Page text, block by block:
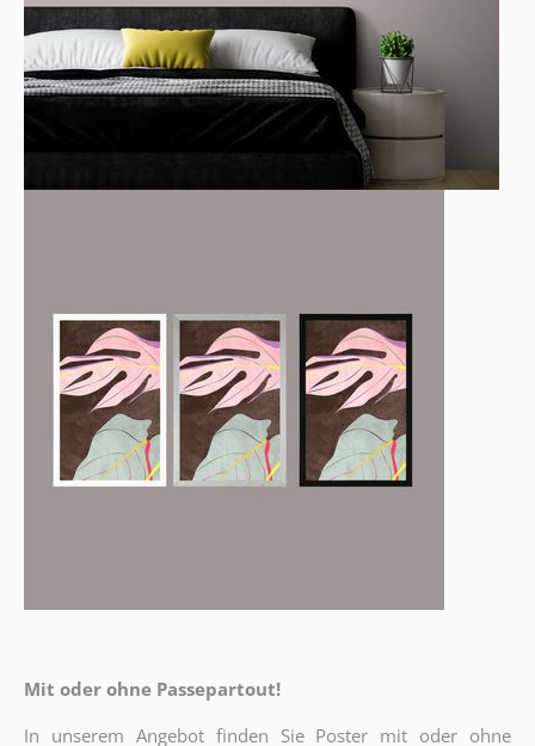
Mit oder ohne Passepartout!
In unserem Angebot finden Sie Poster mit oder ohne